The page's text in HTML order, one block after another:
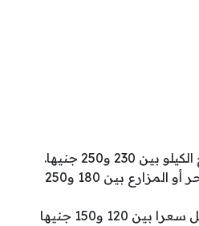
230 و250 جنيها.
البوري سواء صيد البحر أو المزارع بين 180 و250
السمك البلطي يسجل سعرا بين 120 و150 جنيها